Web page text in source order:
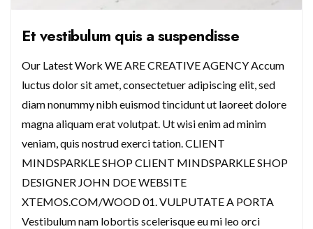
Et vestibulum quis a suspendisse
Our Latest Work WE ARE CREATIVE AGENCY Accum
luctus dolor sit amet, consectetuer adipiscing elit, sed
diam nonummy nibh euismod tincidunt ut laoreet dolore
magna aliquam erat volutpat. Ut wisi enim ad minim
veniam, quis nostrud exerci tation. CLIENT
MINDSPARKLE SHOP CLIENT MINDSPARKLE SHOP
DESIGNER JOHN DOE WEBSITE
XTEMOS.COM/WOOD 01. VULPUTATE A PORTA
Vestibulum nam lobortis scelerisque eu mi leo orci